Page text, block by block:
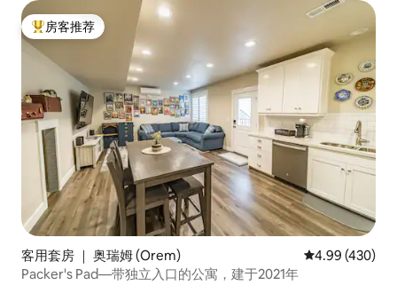
热门「房客推荐」
房客推荐
客用套房 ｜ 奥瑞姆 (Orem) 平均评分 4.99
4.99 (430)
Packer's Pad—带独立入口的公寓，建于2021年